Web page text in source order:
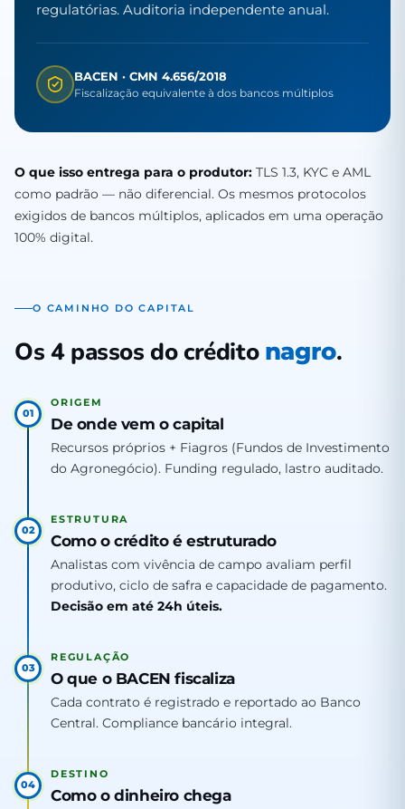
regulatórias. Auditoria independente anual.
BACEN · CMN 4.656/2018
Fiscalização equivalente à dos bancos múltiplos
O que isso entrega para o produtor: TLS 1.3, KYC e AML
como padrão — não diferencial. Os mesmos protocolos
exigidos de bancos múltiplos, aplicados em uma operação
100% digital.
O CAMINHO DO CAPITAL
Os 4 passos do crédito nagro.
01
ORIGEM
De onde vem o capital
Recursos próprios + Fiagros (Fundos de Investimento
do Agronegócio). Funding regulado, lastro auditado.
02
ESTRUTURA
Como o crédito é estruturado
Analistas com vivência de campo avaliam perfil
produtivo, ciclo de safra e capacidade de pagamento.
Decisão em até 24h úteis.
03
REGULAÇÃO
O que o BACEN fiscaliza
Cada contrato é registrado e reportado ao Banco
Central. Compliance bancário integral.
04
DESTINO
Como o dinheiro chega